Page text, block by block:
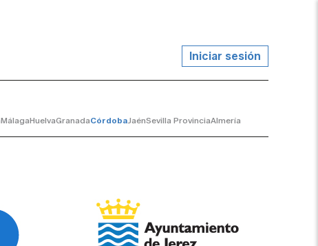
Iniciar sesión
MálagaHuelvaGranadaCórdobaJaénSevilla ProvinciaAlmería